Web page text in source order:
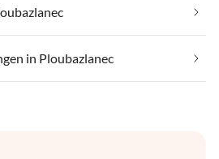
in Ploubazlanec